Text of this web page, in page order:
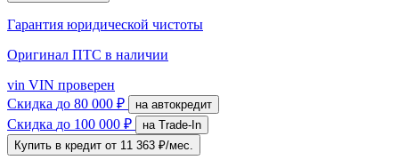
Гарантия юридической чистоты
Оригинал ПТС в наличии
vin VIN проверен
Скидка до 80 000 ₽ на автокредит
Скидка до 100 000 ₽
на Trade-In
Купить в кредит от 11 363 ₽/мес.